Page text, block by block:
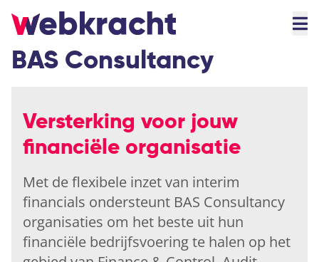
BAS Consultancy
Versterking voor jouw
financiële organisatie
Met de flexibele inzet van interim
financials ondersteunt BAS Consultancy
organisaties om het beste uit hun
financiële bedrijfsvoering te halen op het